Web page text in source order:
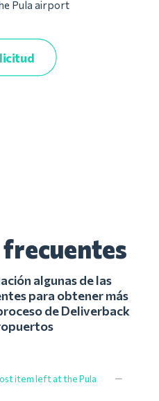
Pula airport
algunas de las
para obtener más
de Deliverback
item left at the Pula